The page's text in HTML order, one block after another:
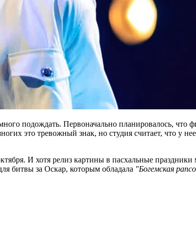
подождать. Первоначально планировалось, что
это тревожный знак, но студия считает, что у
И хотя релиз картины в пасхальные праздники
битвы за Оскар, которым обладала "Богемская